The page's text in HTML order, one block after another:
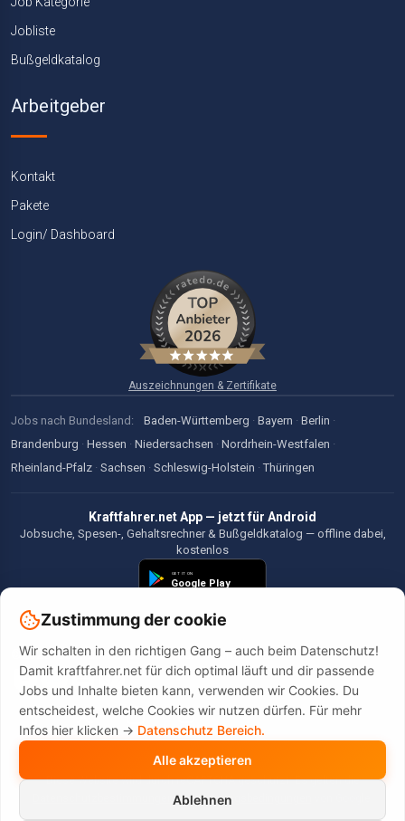
Jobliste
Bußgeldkatalog
Arbeitgeber
Kontakt
Pakete
Login/ Dashboard
Auszeichnungen & Zertifikate
Jobs nach Bundesland: Baden-Württemberg · Bayern · Berlin ·
Brandenburg · Hessen · Niedersachsen · Nordrhein-Westfalen ·
Rheinland-Pfalz · Sachsen · Schleswig-Holstein · Thüringen
Kraftfahrer.net App — jetzt für Android
Jobsuche, Spesen-, Gehaltsrechner & Bußgeldkatalog — offline dabei,
kostenlos
©2026 Kraftfahrer.net. Alle Rechte vorbehalten.
Diese Website wird durch reCAPTCHA geschützt. Es gelten die
undNutzungsbedingungen
Zustimmung der cookie
Wir schalten in den richtigen Gang – auch beim Datenschutz!
Damit kraftfahrer.net für dich optimal läuft und dir passende
Jobs und Inhalte bieten kann, verwenden wir Cookies. Du
entscheidest, welche Cookies wir nutzen dürfen. Für mehr
Infos hier klicken -> Datenschutz Bereich.
Alle akzeptieren
Ablehnen